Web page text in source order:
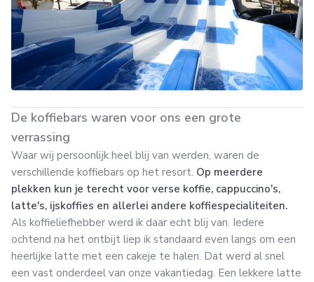
De koffiebars waren voor ons een grote
verrassing
Waar wij persoonlijk heel blij van werden, waren de
verschillende koffiebars op het resort. Op meerdere
plekken kun je terecht voor verse koffie, cappuccino's,
latte's, ijskoffies en allerlei andere koffiespecialiteiten.
Als koffieliefhebber werd ik daar echt blij van. Iedere
ochtend na het ontbijt liep ik standaard even langs om een
heerlijke latte met een cakeje te halen. Dat werd al snel
een vast onderdeel van onze vakantiedag. Een lekkere latte